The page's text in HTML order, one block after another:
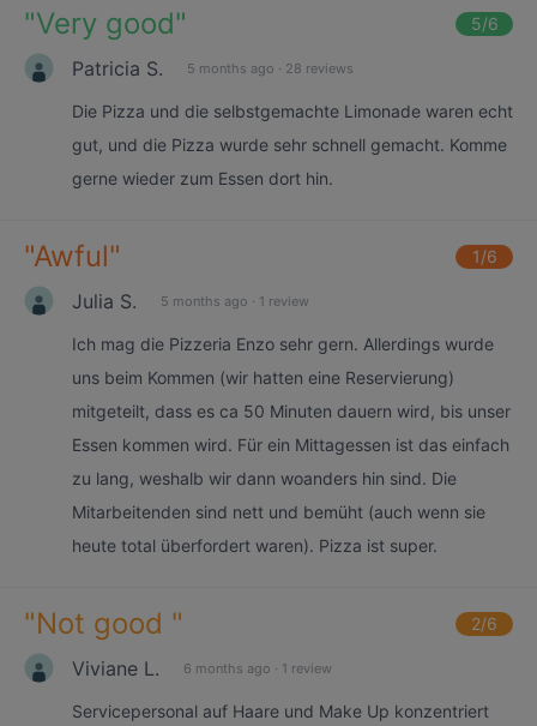
"Very good" 5/6
Patricia S. 5 months ago · 28 reviews
Die Pizza und die selbstgemachte Limonade waren echt
gut, und die Pizza wurde sehr schnell gemacht. Komme
gerne wieder zum Essen dort hin.
"Awful" 1/6
Julia S. 5 months ago · 1 review
Ich mag die Pizzeria Enzo sehr gern. Allerdings wurde
uns beim Kommen (wir hatten eine Reservierung)
mitgeteilt, dass es ca 50 Minuten dauern wird, bis unser
Essen kommen wird. Für ein Mittagessen ist das einfach
zu lang, weshalb wir dann woanders hin sind. Die
Mitarbeitenden sind nett und bemüht (auch wenn sie
heute total überfordert waren). Pizza ist super.
"Not good " 2/6
Viviane L. 6 months ago · 1 review
Servicepersonal auf Haare und Make Up konzentriert